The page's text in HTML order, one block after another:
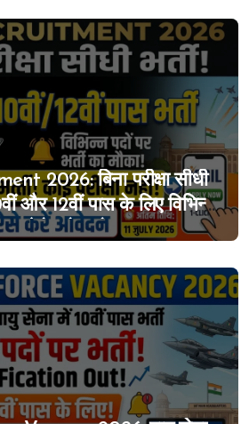
2026: बिना परीक्षा सीधी
और 12वीं पास के लिए विभिन्न
ऐसे करे आवेदन